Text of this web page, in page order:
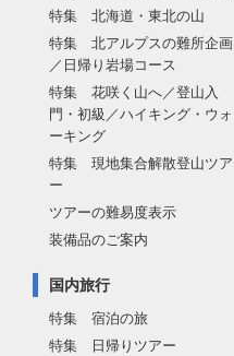
特集 北海道・東北の山
特集 北アルプスの難所企画
／日帰り岩場コース
特集 花咲く山へ／登山入
門・初級／ハイキング・ウォ
ーキング
特集 現地集合解散登山ツア
ー
ツアーの難易度表示
装備品のご案内
国内旅行
特集 宿泊の旅
特集 日帰りツアー